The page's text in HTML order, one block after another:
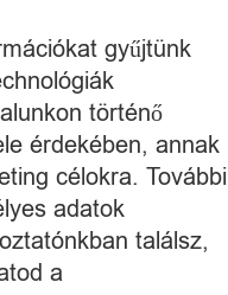
A
Eladó használt,
SIM tablet
gyűjtünk
történő
érdekében, annak
célokra. További
adatok
találsz,
a